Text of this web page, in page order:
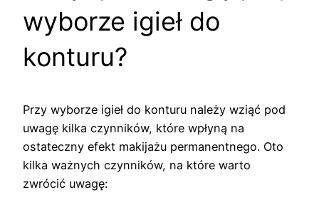
wyborze igieł do
konturu?
Przy wyborze igieł do konturu należy wziąć pod
uwagę kilka czynników, które wpłyną na
ostateczny efekt makijażu permanentnego. Oto
kilka ważnych czynników, na które warto
zwrócić uwagę: